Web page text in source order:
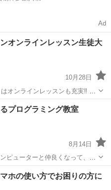
Ad
オンラインレッスン生徒大
10月28日
Dグラフィック ・CAD その他オ
。 学ばれたい、身につけ...
プログラミング教室
8月14日
材費別） ◇日曜9:30～10:30 ...
ラミング 小学生
ホの使い方でお困りの方に